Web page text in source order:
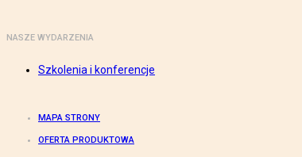
NASZE WYDARZENIA
Szkolenia i konferencje
MAPA STRONY
OFERTA PRODUKTOWA